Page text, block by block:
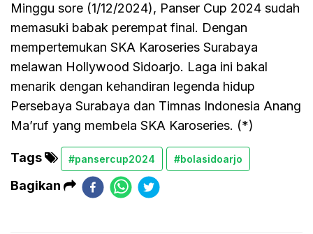
Minggu sore (1/12/2024), Panser Cup 2024 sudah
memasuki babak perempat final. Dengan
mempertemukan SKA Karoseries Surabaya
melawan Hollywood Sidoarjo. Laga ini bakal
menarik dengan kehandiran legenda hidup
Persebaya Surabaya dan Timnas Indonesia Anang
Ma’ruf yang membela SKA Karoseries. (*)
Tags #pansercup2024 #bolasidoarjo
Bagikan